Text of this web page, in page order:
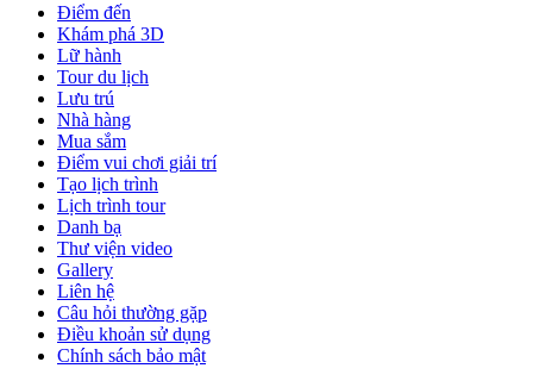
Điểm đến
Khám phá 3D
Lữ hành
Tour du lịch
Lưu trú
Nhà hàng
Mua sắm
Điểm vui chơi giải trí
Tạo lịch trình
Lịch trình tour
Danh bạ
Thư viện video
Gallery
Liên hệ
Câu hỏi thường gặp
Điều khoản sử dụng
Chính sách bảo mật